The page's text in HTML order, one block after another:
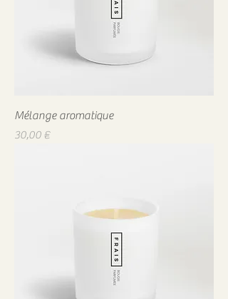
Mélange aromatique
Prix
30,00 €